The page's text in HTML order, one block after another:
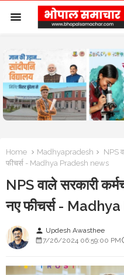
Home Madhyapradesh
NPS
फीचर्स - Madhya Pradesh news
NPS वाले सरकारी
नए फीचर्स -
person Updesh Awasthee
7/26/2024 06:59:00 PM